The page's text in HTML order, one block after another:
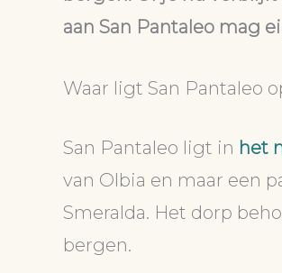
aan San Pantaleo mag
Waar ligt San Pantaleo
San Pantaleo ligt in het
van Olbia en maar een
Smeralda. Het dorp
bergen.